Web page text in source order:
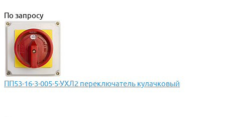
По запросу
ПП53-16-3-005-5-УХЛ2 переключатель кулачковый